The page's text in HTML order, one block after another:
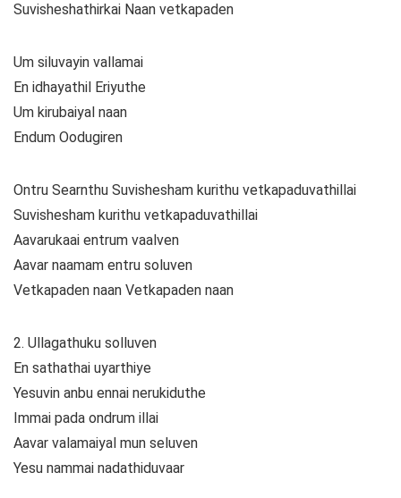
Suvisheshathirkai Naan vetkapaden
Um siluvayin vallamai
En idhayathil Eriyuthe
Um kirubaiyal naan
Endum Oodugiren
Ontru Searnthu Suvishesham kurithu vetkapaduvathillai
Suvishesham kurithu vetkapaduvathillai
Aavarukaai entrum vaalven
Aavar naamam entru soluven
Vetkapaden naan Vetkapaden naan
2. Ullagathuku solluven
En sathathai uyarthiye
Yesuvin anbu ennai nerukiduthe
Immai pada ondrum illai
Aavar valamaiyal mun seluven
Yesu nammai nadathiduvaar